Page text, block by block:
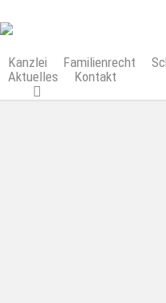
to
content
Kanzlei Familienrecht
Aktuelles
Kontakt